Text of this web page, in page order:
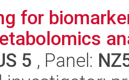
for
5 , Panel: